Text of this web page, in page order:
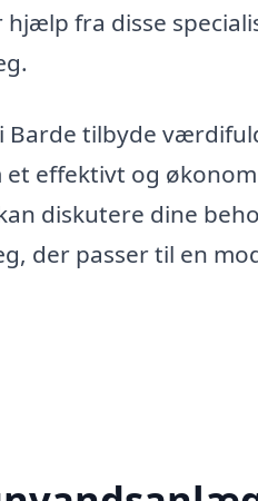
fra disse
Barde tilbyde
et effektivt og
diskutere dine
der passer til en